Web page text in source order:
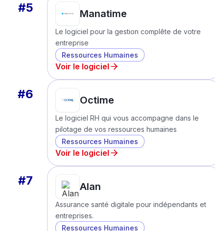
#5 Manatime
Le logiciel pour la gestion complête de votre
entreprise
Ressources Humaines
Voir le logiciel
#6 Octime
Le logiciel RH qui vous accompagne dans le
pilotage de vos ressources humaines
Ressources Humaines
Voir le logiciel
#7 Alan
Assurance santé digitale pour indépendants et
entreprises.
Ressources Humaines